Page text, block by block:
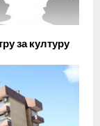
за културу